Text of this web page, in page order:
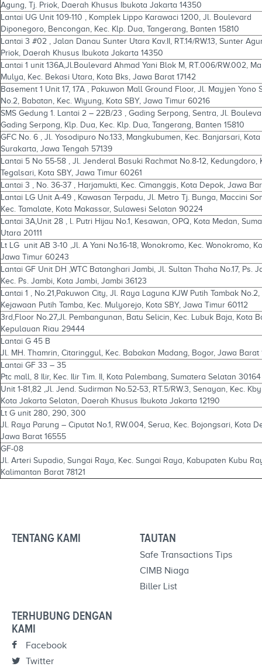
Agung, Tj. Priok, Daerah Khusus Ibukota Jakarta 14350
Lantai UG Unit 109-110 , Komplek Lippo Karawaci 1200, Jl. Boulevard
Diponegoro, Bencongan, Kec. Klp. Dua, Tangerang, Banten 15810
Lantai 3 #02 , Jalan Danau Sunter Utara Kav.II, RT.14/RW.13, Sunter
Priok, Daerah Khusus Ibukota Jakarta 14350
Lantai 1 unit 136A,Jl.Boulevard Ahmad Yani Blok M, RT.006/RW.002,
Mulya, Kec. Bekasi Utara, Kota Bks, Jawa Barat 17142
Basement 1 Unit 17, 17A , Pakuwon Mall Ground Floor, Jl. Mayjen Yono
No.2, Babatan, Kec. Wiyung, Kota SBY, Jawa Timur 60216
SMS Gedung 1. Lantai 2 – 22B/23 , Gading Serpong, Sentra, Jl.
Gading Serpong, Klp. Dua, Kec. Klp. Dua, Tangerang, Banten 15810
GFC No. 6 , Jl. Yosodipuro No.133, Mangkubumen, Kec. Banjarsari, Kota
Surakarta, Jawa Tengah 57139
Lantai 5 No 55-58 , Jl. Jenderal Basuki Rachmat No.8-12, Kedungdoro,
Tegalsari, Kota SBY, Jawa Timur 60261
Lantai 3 , No. 36-37 , Harjamukti, Kec. Cimanggis, Kota Depok, Jawa
Lantai LG Unit A-49 , Kawasan Terpadu, Jl. Metro Tj. Bunga, Maccini
Kec. Tamalate, Kota Makassar, Sulawesi Selatan 90224
Lantai 3A,Unit 28 , l. Putri Hijau No.1, Kesawan, OPQ, Kota Medan,
Utara 20111
Lt LG unit AB 3-10 ,Jl. A Yani No.16-18, Wonokromo, Kec. Wonokromo,
Jawa Timur 60243
Lantai GF Unit DH ,WTC Batanghari Jambi, Jl. Sultan Thaha No.17, Ps.
Kec. Ps. Jambi, Kota Jambi, Jambi 36123
Lantai 1 , No.21,Pakuwon City, Jl. Raya Laguna KJW Putih Tambak No.2,
Kejawaan Putih Tamba, Kec. Mulyorejo, Kota SBY, Jawa Timur 60112
3rd,Floor No.27,Jl. Pembangunan, Batu Selicin, Kec. Lubuk Baja, Kota
Kepulauan Riau 29444
Lantai G 45 B
Jl. MH. Thamrin, Citaringgul, Kec. Babakan Madang, Bogor, Jawa Barat
Lantai GF 33 – 35
Ptc mall, 8 Ilir, Kec. Ilir Tim. II, Kota Palembang, Sumatera Selatan 30164
Unit 1-81,82 ,Jl. Jend. Sudirman No.52-53, RT.5/RW.3, Senayan, Kec.
Kota Jakarta Selatan, Daerah Khusus Ibukota Jakarta 12190
Lt G unit 280, 290, 300
Jl. Raya Parung – Ciputat No.1, RW.004, Serua, Kec. Bojongsari, Kota
Jawa Barat 16555
GF-08
Jl. Arteri Supadio, Sungai Raya, Kec. Sungai Raya, Kabupaten Kubu
Kalimantan Barat 78121
TENTANG KAMI TAUTAN
Safe Transactions Tips
CIMB Niaga
Biller List
TERHUBUNG DENGAN
KAMI
Facebook
Twitter